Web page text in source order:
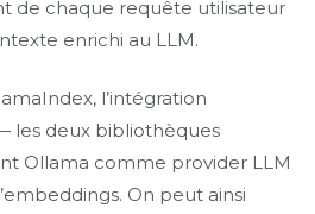
de chaque requête utilisateur
enrichi au LLM.
l’intégration
les deux bibliothèques
Ollama comme provider LLM
On peut ainsi